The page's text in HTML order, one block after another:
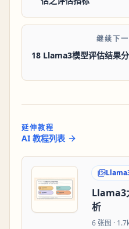
继续下
18 Llama3模型评估结果
延伸教程
AI 教程列表
Llama3
析
6 张图 ·